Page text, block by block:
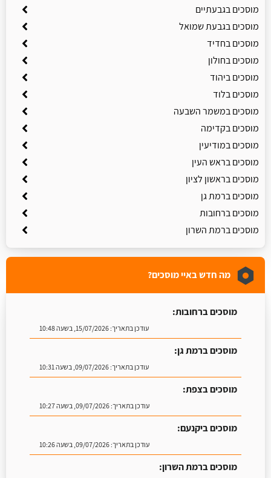
מוסכים בגבעתיים
מוסכים בגבעת שמואל
מוסכים בחדיד
מוסכים בחולון
מוסכים ביהוד
מוסכים בלוד
מוסכים במשמר השבעה
מוסכים בקדימה
מוסכים במודיעין
מוסכים בראש העין
מוסכים בראשון לציון
מוסכים ברמת גן
מוסכים ברחובות
מוסכים ברמת השרון
מה חדש באיי מוסכים?
מוסכים ברחובות:
עודכן בתאריך:15/07/2026, בשעה 10:48
מוסכים ברמת גן:
עודכן בתאריך:09/07/2026, בשעה 10:31
מוסכים בצפת:
עודכן בתאריך:09/07/2026, בשעה 10:27
מוסכים ביקנעם:
עודכן בתאריך:09/07/2026, בשעה 10:26
מוסכים ברמת השרון: